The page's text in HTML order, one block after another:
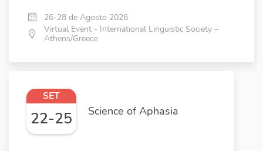
26-28 de Agosto 2026
Virtual Event - International Linguistic Society –
Athens/Greece
SET
22-25 Science of Aphasia